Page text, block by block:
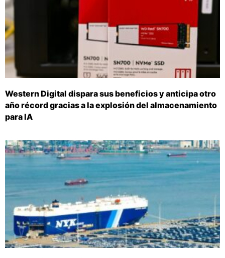
Western Digital dispara sus beneficios y anticipa otro
año récord gracias a la explosión del almacenamiento
para IA